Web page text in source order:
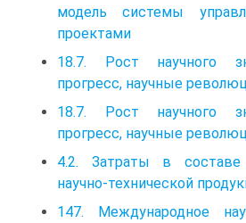
модель системы
проектами
18.7. Рост научного
прогресс, научные
18.7. Рост научного
прогресс, научные
4.2. Затраты в составе
научно-технической
147. Международное